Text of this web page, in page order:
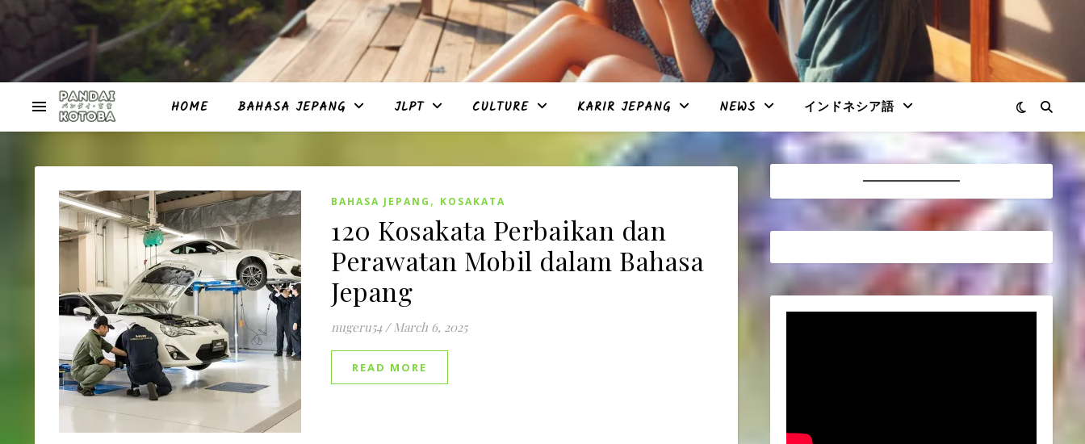
HOME BAHASA JEPANG JLPT CULTURE KARIR JEPANG NEWS インドネシア語
BAHASA JEPANG , KOSAKATA
120 Kosakata Perbaikan dan
Perawatan Mobil dalam Bahasa
Jepang
nugeru54 / March 6, 2025
READ MORE